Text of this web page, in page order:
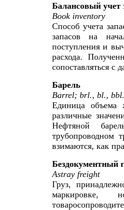
Балансовый учет
Book inventory
Способ учета
запасов на
поступления и
расхода.
сопоставляться с
Барель
Barrel; brl., bl., bbl.
Единица объема
различные
Нефтяной
трубопроводном
взимаются, как
Бездокументный
Astray freight
Груз,
маркировке,